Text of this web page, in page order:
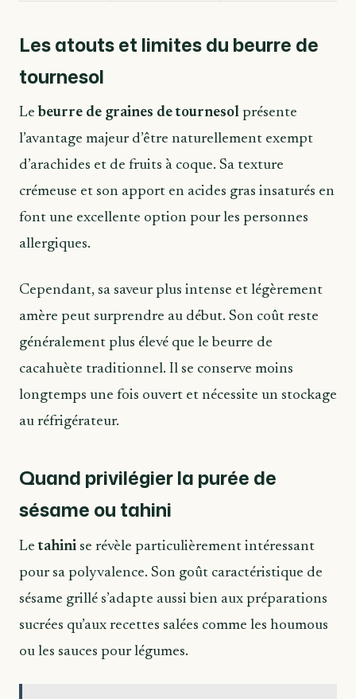
Les atouts et limites du beurre de
tournesol
Le beurre de graines de tournesol présente
l’avantage majeur d’être naturellement exempt
d’arachides et de fruits à coque. Sa texture
crémeuse et son apport en acides gras insaturés en
font une excellente option pour les personnes
allergiques.
Cependant, sa saveur plus intense et légèrement
amère peut surprendre au début. Son coût reste
généralement plus élevé que le beurre de
cacahuète traditionnel. Il se conserve moins
longtemps une fois ouvert et nécessite un stockage
au réfrigérateur.
Quand privilégier la purée de
sésame ou tahini
Le tahini se révèle particulièrement intéressant
pour sa polyvalence. Son goût caractéristique de
sésame grillé s’adapte aussi bien aux préparations
sucrées qu’aux recettes salées comme les houmous
ou les sauces pour légumes.